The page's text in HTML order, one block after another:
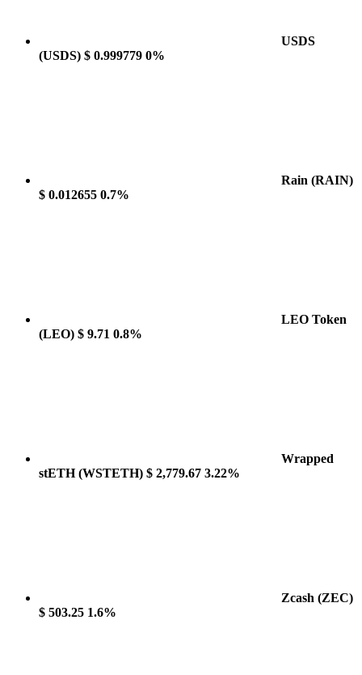
USDS
(USDS) $ 0.999779 0%
Rain (RAIN)
$ 0.012655 0.7%
LEO Token
(LEO) $ 9.71 0.8%
Wrapped
stETH(WSTETH) $ 2,779.67 3.22%
Zcash (ZEC)
$ 503.25 1.6%